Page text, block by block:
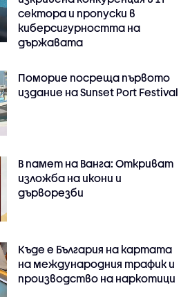
сектора и пропуски в
киберсигурността на
държавата
Поморие посреща първото
издание на Sunset Port Festival
В памет на Ванга: Откриват
изложба на икони и
дърворезби
Къде е България на картата
на международния трафик и
производство на наркотици